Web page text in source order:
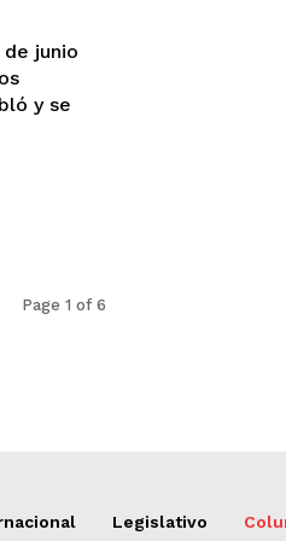
y se
Page 1 of 6
Legislativo